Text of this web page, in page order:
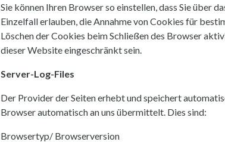
Sie können Ihren Browser so einstellen, dass Sie über
Einzelfall erlauben, die Annahme von Cookies für
Löschen der Cookies beim Schließen des Browser
dieser Website eingeschränkt sein.
Server-Log-Files
Der Provider der Seiten erhebt und speichert
Browser automatisch an uns übermittelt. Dies sind:
Browsertyp/ Browserversion